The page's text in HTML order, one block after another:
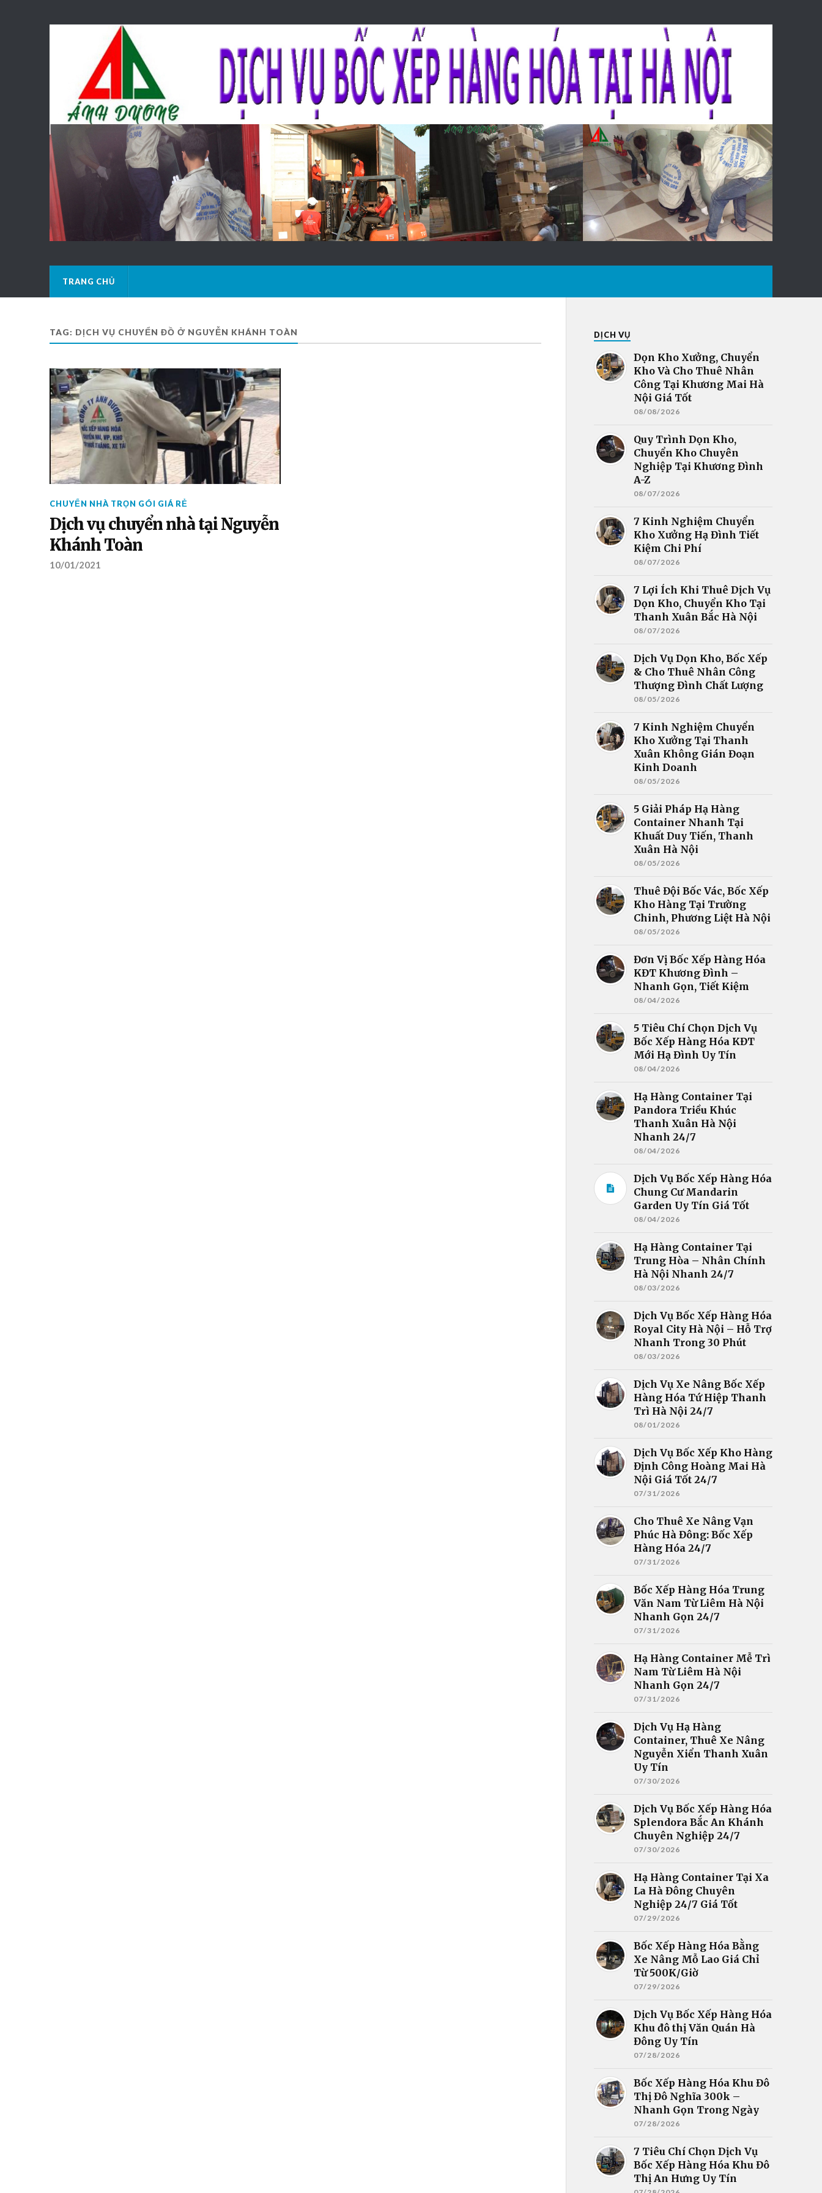
TRANG CHỦ
TAG: DỊCH VỤ CHUYỂN ĐỒ Ở NGUYỄN KHÁNH TOÀN
CHUYỂN NHÀ TRỌN GÓI GIÁ RẺ
Dịch vụ chuyển nhà tại Nguyễn
Khánh Toàn
10/01/2021
DỊCH VỤ
Dọn Kho Xưởng, Chuyển
Kho Và Cho Thuê Nhân
Công Tại Khương Mai Hà
Nội Giá Tốt
08/08/2026
Quy Trình Dọn Kho,
Chuyển Kho Chuyên
Nghiệp Tại Khương Đình
A-Z
08/07/2026
7 Kinh Nghiệm Chuyển
Kho Xưởng Hạ Đình Tiết
Kiệm Chi Phí
08/07/2026
7 Lợi Ích Khi Thuê Dịch Vụ
Dọn Kho, Chuyển Kho Tại
Thanh Xuân Bắc Hà Nội
08/07/2026
Dịch Vụ Dọn Kho, Bốc Xếp
& Cho Thuê Nhân Công
Thượng Đình Chất Lượng
08/05/2026
7 Kinh Nghiệm Chuyển
Kho Xưởng Tại Thanh
Xuân Không Gián Đoạn
Kinh Doanh
08/05/2026
5 Giải Pháp Hạ Hàng
Container Nhanh Tại
Khuất Duy Tiến, Thanh
Xuân Hà Nội
08/05/2026
Thuê Đội Bốc Vác, Bốc Xếp
Kho Hàng Tại Trường
Chinh, Phương Liệt Hà Nội
08/05/2026
Đơn Vị Bốc Xếp Hàng Hóa
KĐT Khương Đình –
Nhanh Gọn, Tiết Kiệm
08/04/2026
5 Tiêu Chí Chọn Dịch Vụ
Bốc Xếp Hàng Hóa KĐT
Mới Hạ Đình Uy Tín
08/04/2026
Hạ Hàng Container Tại
Pandora Triều Khúc
Thanh Xuân Hà Nội
Nhanh 24/7
08/04/2026
Dịch Vụ Bốc Xếp Hàng Hóa
Chung Cư Mandarin
Garden Uy Tín Giá Tốt
08/04/2026
Hạ Hàng Container Tại
Trung Hòa – Nhân Chính
Hà Nội Nhanh 24/7
08/03/2026
Dịch Vụ Bốc Xếp Hàng Hóa
Royal City Hà Nội – Hỗ Trợ
Nhanh Trong 30 Phút
08/03/2026
Dịch Vụ Xe Nâng Bốc Xếp
Hàng Hóa Tứ Hiệp Thanh
Trì Hà Nội 24/7
08/01/2026
Dịch Vụ Bốc Xếp Kho Hàng
Định Công Hoàng Mai Hà
Nội Giá Tốt 24/7
07/31/2026
Cho Thuê Xe Nâng Vạn
Phúc Hà Đông: Bốc Xếp
Hàng Hóa 24/7
07/31/2026
Bốc Xếp Hàng Hóa Trung
Văn Nam Từ Liêm Hà Nội
Nhanh Gọn 24/7
07/31/2026
Hạ Hàng Container Mễ Trì
Nam Từ Liêm Hà Nội
Nhanh Gọn 24/7
07/31/2026
Dịch Vụ Hạ Hàng
Container, Thuê Xe Nâng
Nguyễn Xiển Thanh Xuân
Uy Tín
07/30/2026
Dịch Vụ Bốc Xếp Hàng Hóa
Splendora Bắc An Khánh
Chuyên Nghiệp 24/7
07/30/2026
Hạ Hàng Container Tại Xa
La Hà Đông Chuyên
Nghiệp 24/7 Giá Tốt
07/29/2026
Bốc Xếp Hàng Hóa Bằng
Xe Nâng Mỗ Lao Giá Chỉ
Từ 500K/Giờ
07/29/2026
Dịch Vụ Bốc Xếp Hàng Hóa
Khu đô thị Văn Quán Hà
Đông Uy Tín
07/28/2026
Bốc Xếp Hàng Hóa Khu Đô
Thị Đô Nghĩa 300k –
Nhanh Gọn Trong Ngày
07/28/2026
7 Tiêu Chí Chọn Dịch Vụ
Bốc Xếp Hàng Hóa Khu Đô
Thị An Hưng Uy Tín